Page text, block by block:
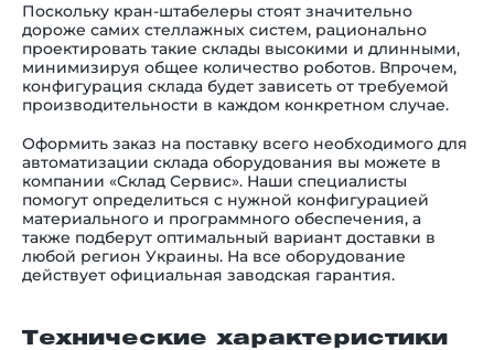
Поскольку кран-штабелеры стоят значительно
дороже самих стеллажных систем, рационально
проектировать такие склады высокими и длинными,
минимизируя общее количество роботов. Впрочем,
конфигурация склада будет зависеть от требуемой
производительности в каждом конкретном случае.
Оформить заказ на поставку всего необходимого для
автоматизации склада оборудования вы можете в
компании «Склад Сервис». Наши специалисты
помогут определиться с нужной конфигурацией
материального и программного обеспечения, а
также подберут оптимальный вариант доставки в
любой регион Украины. На все оборудование
действует официальная заводская гарантия.
Технические характеристики